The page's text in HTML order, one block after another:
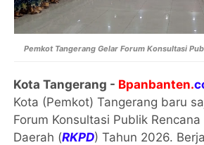
Pemkot Tangerang Gelar Forum Konsultasi
Kota Tangerang - Bpanbanten.
Kota (Pemkot) Tangerang baru
Forum Konsultasi Publik
Daerah (RKPD) Tahun 2026.